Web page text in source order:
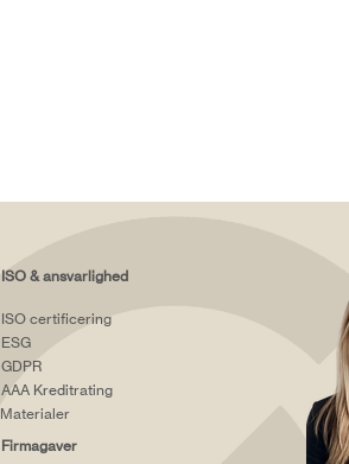
ISO & ansvarlighed
ISO certificering
ESG
GDPR
AAA Kreditrating
Materialer
Firmagaver